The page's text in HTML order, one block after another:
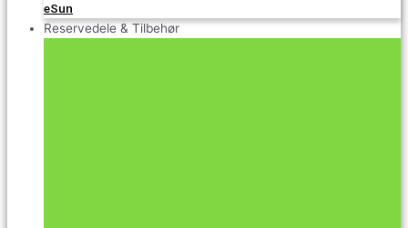
eSun
Reservedele & Tilbehør